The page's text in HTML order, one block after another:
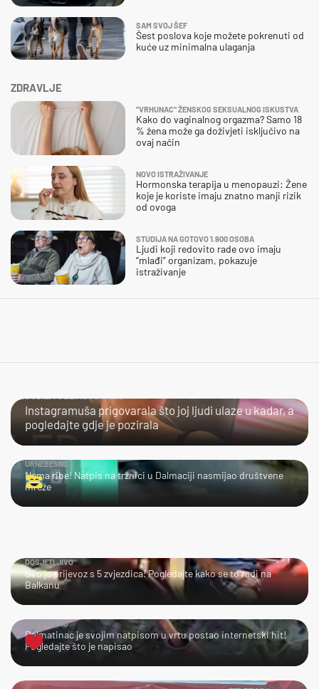
ZDRAVLJE
"VRHUNAC" ŽENSKOG SEKSUALNOG ISKUSTVA
Kako do vaginalnog orgazma? Samo 18
% žena može ga doživjeti isključivo na
ovaj način
NOVO ISTRAŽIVANJE
Hormonska terapija u menopauzi: Žene
koje je koriste imaju znatno manji rizik
od ovoga
STUDIJA NA GOTOVO 1.900 OSOBA
Ljudi koji redovito rade ovo imaju
“mlađi” organizam, pokazuje
istraživanje
SAM SVOJ ŠEF
Šest poslova koje možete pokrenuti od
kuće uz minimalna ulaganja
Instagramuša prigovarala što joj ljudi ulaze u kadar, a
pogledajte gdje je pozirala
URNEBESNO
Nema ribe! Natpis na tržnici u Dalmaciji nasmijao društvene
mreže
DOSJETLJIVO
Ovo je prijevoz s 5 zvjezdica! Pogledajte kako se to radi na
Balkanu
URNEBESNO
Dalmatinac je svojim natpisom u vrtu postao internetski hit!
Pogledajte što je napisao